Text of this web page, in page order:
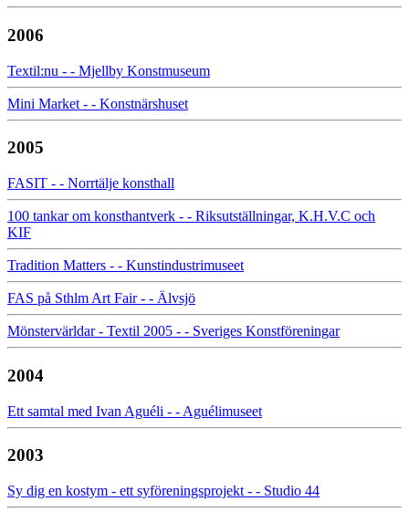
2006
Textil:nu - - Mjellby Konstmuseum
Mini Market - - Konstnärshuset
2005
FASIT - - Norrtälje konsthall
100 tankar om konsthantverk - - Riksutställningar, K.H.V.C och
KIF
Tradition Matters - - Kunstindustrimuseet
FAS på Sthlm Art Fair - - Älvsjö
Mönstervärldar - Textil 2005 - - Sveriges Konstföreningar
2004
Ett samtal med Ivan Aguéli - - Aguélimuseet
2003
Sy dig en kostym - ett syföreningsprojekt - - Studio 44